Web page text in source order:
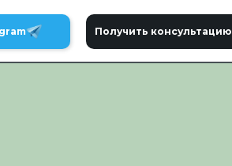
Получить консультацию